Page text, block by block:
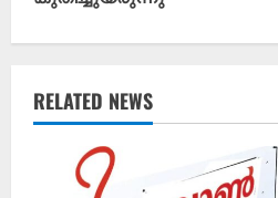
u
e
RELATED NEWS